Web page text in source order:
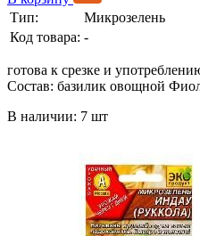
Тип:
Микрозелень
Код товара: -
готова к срезке и
Состав: базилик овощной
В наличии: 7 шт